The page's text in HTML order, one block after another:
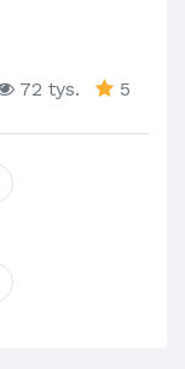
72 tys. 5